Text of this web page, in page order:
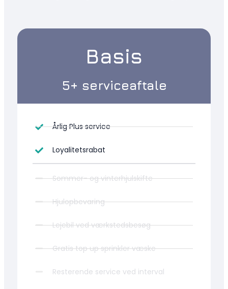
Basis
5+ serviceaftale​
Årlig Plus service​
Loyalitetsrabat​
Sommer- og vinterhjulskifte​
Hjulopbevaring​
Lejebil ved værkstedsbesøg​
Gratis top up sprinkler væske
Resterende service ved interval​